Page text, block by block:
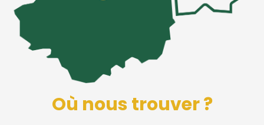
Où nous trouver ?